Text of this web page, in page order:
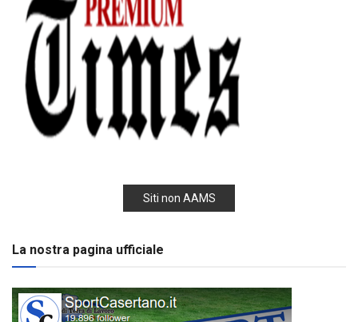
Siti non AAMS
La nostra pagina ufficiale